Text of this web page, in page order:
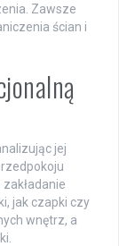
Zawsze
ścian i
jej
jak czapki czy
wnętrz, a